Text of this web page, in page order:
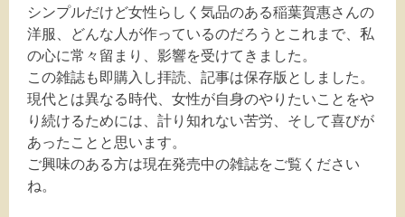
シンプルだけど女性らしく気品のある稲葉賀惠さんの
洋服、どんな人が作っているのだろうとこれまで、私
の心に常々留まり、影響を受けてきました。
この雑誌も即購入し拝読、記事は保存版としました。
現代とは異なる時代、女性が自身のやりたいことをや
り続けるためには、計り知れない苦労、そして喜びが
あったことと思います。
ご興味のある方は現在発売中の雑誌をご覧ください
ね。